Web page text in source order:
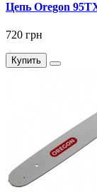
Цепь Oregon
720 грн
Купить